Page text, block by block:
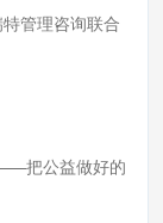
管理咨询联合
把公益做好的